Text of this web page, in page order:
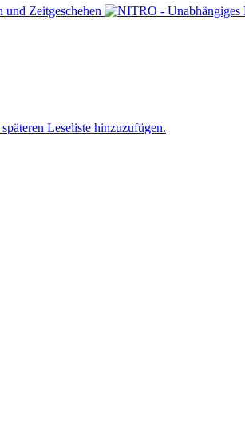
Leseliste hinzuzufügen.